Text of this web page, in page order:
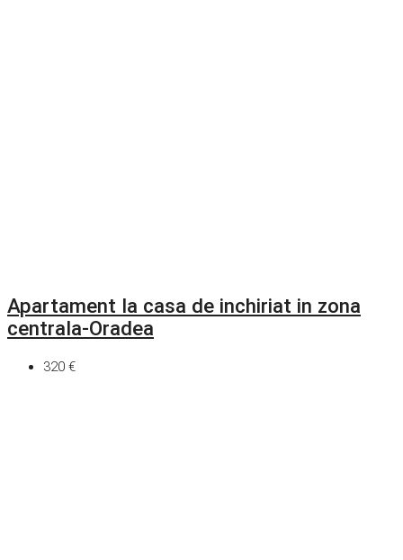
Apartament la casa de inchiriat in zona
centrala-Oradea
320 €